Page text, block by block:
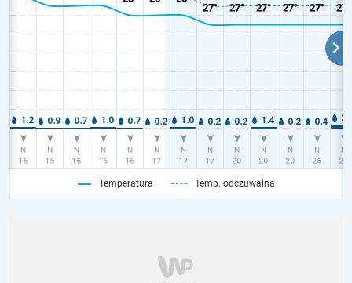
Temperatura Temp. odczuwalna